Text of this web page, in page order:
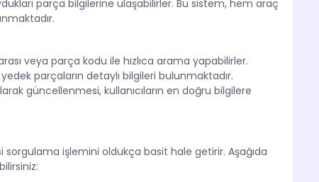
parça bilgilerine ulaşabilirler. Bu sistem, hem araç
veya parça kodu ile hızlıca arama yapabilirler.
parçaların detaylı bilgileri bulunmaktadır.
güncellenmesi, kullanıcıların en doğru bilgilere
sorgulama işlemini oldukça basit hale getirir. Aşağıda